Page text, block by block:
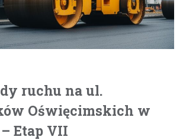
ruchu na ul.
Oświęcimskich w
Etap VII